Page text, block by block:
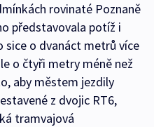
rovinaté Poznaně
představovala potíž i
sice o dvanáct metrů více
o čtyři metry méně než
aby městem jezdily
z dvojic RT6,
tramvajová